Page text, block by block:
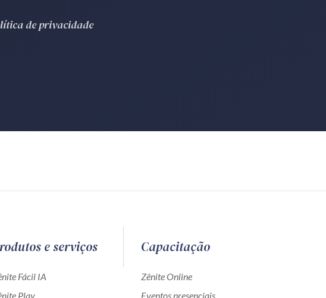
de privacidade
e serviços
Fácil IA
Play
Capacitação
Zênite Online
Eventos presenciais